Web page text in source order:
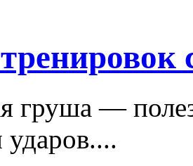
груша —
ударов....